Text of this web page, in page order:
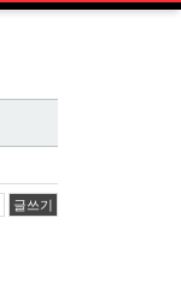
글쓰기